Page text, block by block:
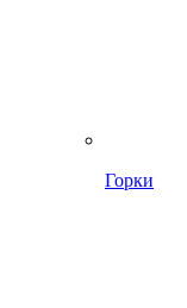
Горки